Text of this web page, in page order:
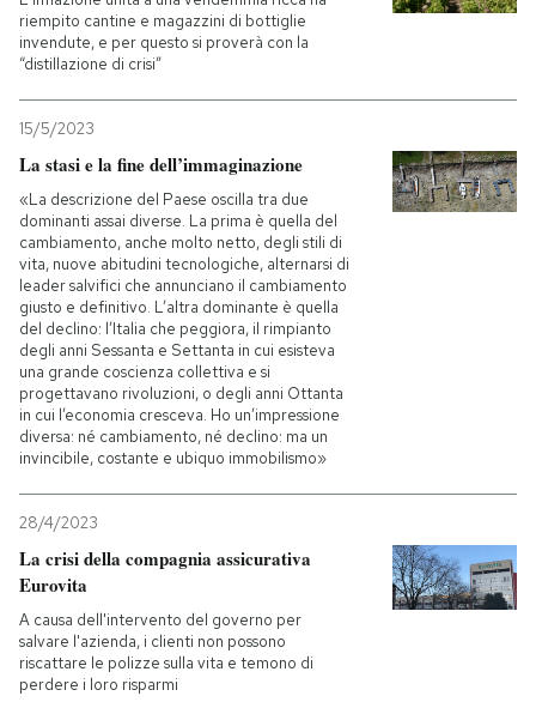
riempito cantine e magazzini di bottiglie
invendute, e per questo si proverà con la
“distillazione di crisi”
15/5/2023
La stasi e la fine dell’immaginazione
«La descrizione del Paese oscilla tra due
dominanti assai diverse. La prima è quella del
cambiamento, anche molto netto, degli stili di
vita, nuove abitudini tecnologiche, alternarsi di
leader salvifici che annunciano il cambiamento
giusto e definitivo. L’altra dominante è quella
del declino: l’Italia che peggiora, il rimpianto
degli anni Sessanta e Settanta in cui esisteva
una grande coscienza collettiva e si
progettavano rivoluzioni, o degli anni Ottanta
in cui l’economia cresceva. Ho un’impressione
diversa: né cambiamento, né declino: ma un
invincibile, costante e ubiquo immobilismo»
28/4/2023
La crisi della compagnia assicurativa
Eurovita
A causa dell'intervento del governo per
salvare l'azienda, i clienti non possono
riscattare le polizze sulla vita e temono di
perdere i loro risparmi